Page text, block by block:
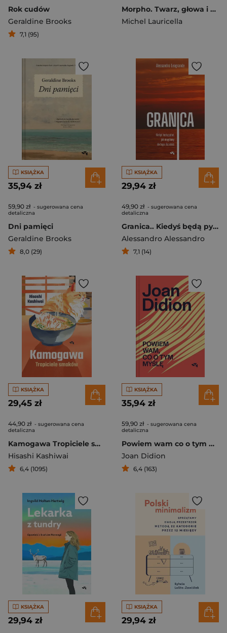
Rok cudów
Geraldine Brooks
7,1 (95)
Morpho. Twarz, głowa i szyja
Michel Lauricella
KSIĄŻKA
35,94 zł
59,90 zł - sugerowana cena
detaliczna
Dni pamięci
Geraldine Brooks
8,0 (29)
KSIĄŻKA
29,94 zł
49,90 zł - sugerowana cena
detaliczna
Granica.. Kiedyś będą pytać, jak mogliśmy do tego dopuścić.
Alessandro Alessandro
7,1 (14)
KSIĄŻKA
29,45 zł
44,90 zł - sugerowana cena
detaliczna
Kamogawa Tropiciele smaków
Hisashi Kashiwai
6,4 (1095)
KSIĄŻKA
35,94 zł
59,90 zł - sugerowana cena
detaliczna
Powiem wam co o tym myślę
Joan Didion
6,4 (163)
KSIĄŻKA
29,94 zł
KSIĄŻKA
29,94 zł